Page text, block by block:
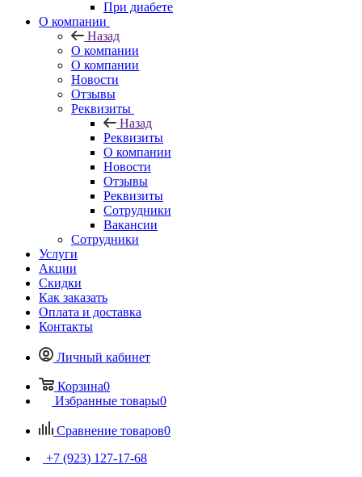
При диабете
О компании
Назад
О компании
О компании
Новости
Отзывы
Реквизиты
Назад
Реквизиты
О компании
Новости
Отзывы
Реквизиты
Сотрудники
Вакансии
Сотрудники
Услуги
Акции
Скидки
Как заказать
Оплата и доставка
Контакты
Личный кабинет
Корзина0
Избранные товары0
Сравнение товаров0
+7 (923) 127-17-68